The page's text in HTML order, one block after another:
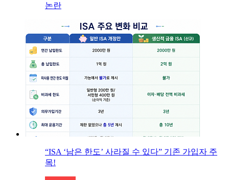
논란
“ISA ‘남은 한도’ 사라질 수 있다” 기존 가입자 주
목!